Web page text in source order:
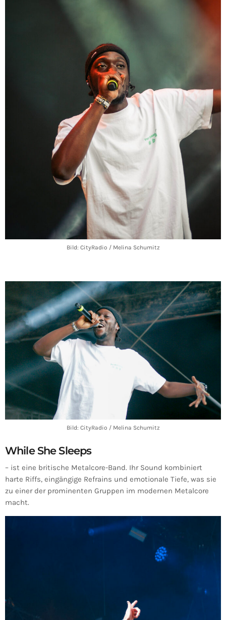
Bild: CityRadio / Melina Schumitz
Bild: CityRadio / Melina Schumitz
While She Sleeps
– ist eine britische Metalcore-Band. Ihr Sound kombiniert
harte Riffs, eingängige Refrains und emotionale Tiefe, was sie
zu einer der prominenten Gruppen im modernen Metalcore
macht.